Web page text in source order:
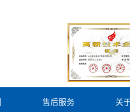
售后服务 关